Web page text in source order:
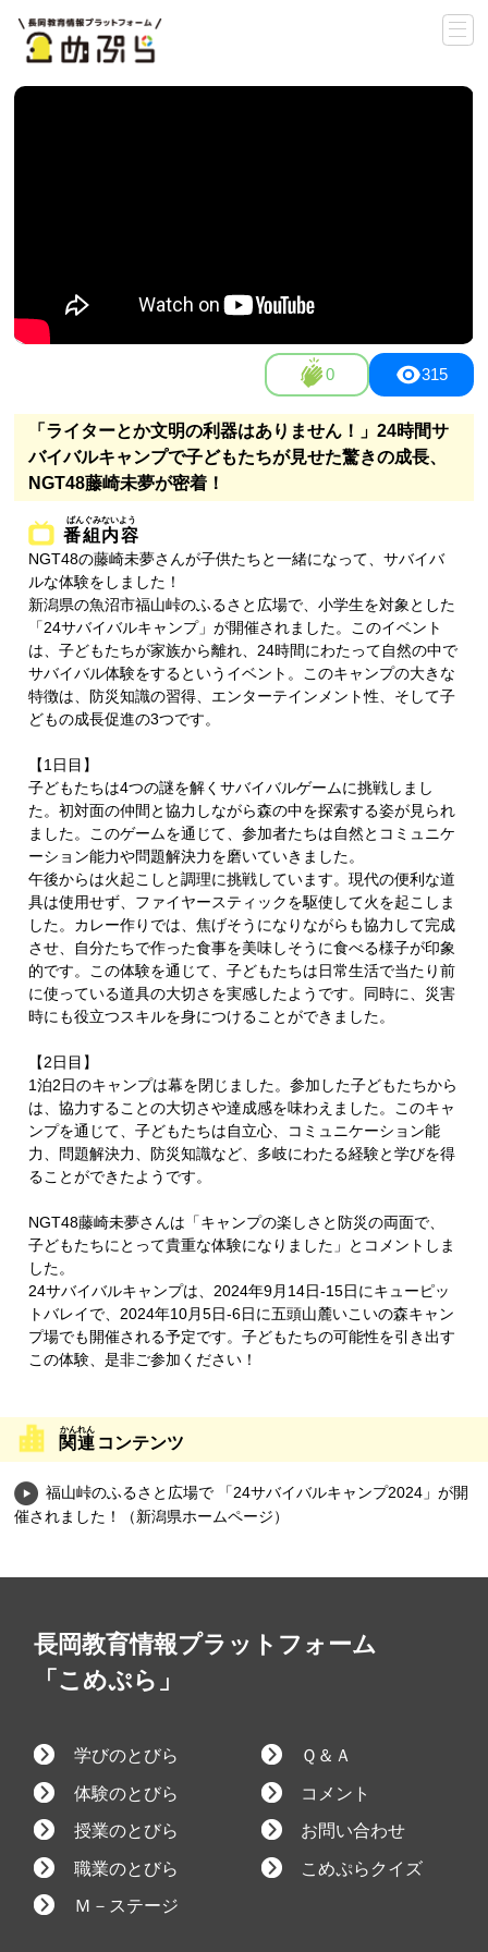
0 315
「ライターとか文明の利器はありません！」24時間サ
バイバルキャンプで子どもたちが見せた驚きの成長、
NGT48藤崎未夢が密着！
番組内容
NGT48の藤崎未夢さんが子供たちと一緒になって、サバイバ
ルな体験をしました！
新潟県の魚沼市福山峠のふるさと広場で、小学生を対象とした
「24サバイバルキャンプ」が開催されました。このイベント
は、子どもたちが家族から離れ、24時間にわたって自然の中で
サバイバル体験をするというイベント。このキャンプの大きな
特徴は、防災知識の習得、エンターテインメント性、そして子
どもの成長促進の3つです。
【1日目】
子どもたちは4つの謎を解くサバイバルゲームに挑戦しまし
た。初対面の仲間と協力しながら森の中を探索する姿が見られ
ました。このゲームを通じて、参加者たちは自然とコミュニケ
ーション能力や問題解決力を磨いていきました。
午後からは火起こしと調理に挑戦しています。現代の便利な道
具は使用せず、ファイヤースティックを駆使して火を起こしま
した。カレー作りでは、焦げそうになりながらも協力して完成
させ、自分たちで作った食事を美味しそうに食べる様子が印象
的です。この体験を通じて、子どもたちは日常生活で当たり前
に使っている道具の大切さを実感したようです。同時に、災害
時にも役立つスキルを身につけることができました。
【2日目】
1泊2日のキャンプは幕を閉じました。参加した子どもたちから
は、協力することの大切さや達成感を味わえました。このキャ
ンプを通じて、子どもたちは自立心、コミュニケーション能
力、問題解決力、防災知識など、多岐にわたる経験と学びを得
ることができたようです。
NGT48藤崎未夢さんは「キャンプの楽しさと防災の両面で、
子どもたちにとって貴重な体験になりました」とコメントしま
した。
24サバイバルキャンプは、2024年9月14日-15日にキューピッ
トバレイで、2024年10月5日-6日に五頭山麓いこいの森キャン
プ場でも開催される予定です。子どもたちの可能性を引き出す
この体験、是非ご参加ください！
関連 コンテンツ
福山峠のふるさと広場で 「24サバイバルキャンプ2024」が開
催されました！（新潟県ホームページ）
長岡教育情報プラットフォーム
「こめぷら」
学びのとびら
体験のとびら
授業のとびら
職業のとびら
Ｍ－ステージ
Ｑ＆Ａ
コメント
お問い合わせ
こめぷらクイズ